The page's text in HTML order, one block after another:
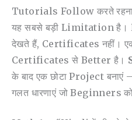
Tutorials Follow करते रहना
यह सबसे बड़ी Limitation
देखते हैं, Certificates नहीं।
Certificates से Better है।
के बाद एक छोटा Project बनाएं
गलत धारणाएं जो Beginners